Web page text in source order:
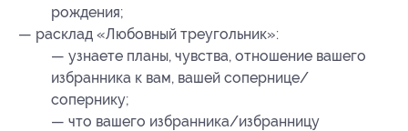
рождения;
— расклад «Любовный треугольник»:
— узнаете планы, чувства, отношение вашего
избранника к вам, вашей сопернице/
сопернику;
— что вашего избранника/избранницу